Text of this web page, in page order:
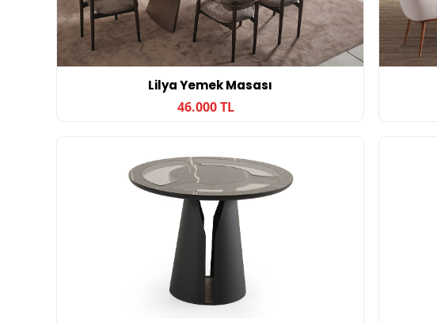
Lilya Yemek Masası
46.000 TL